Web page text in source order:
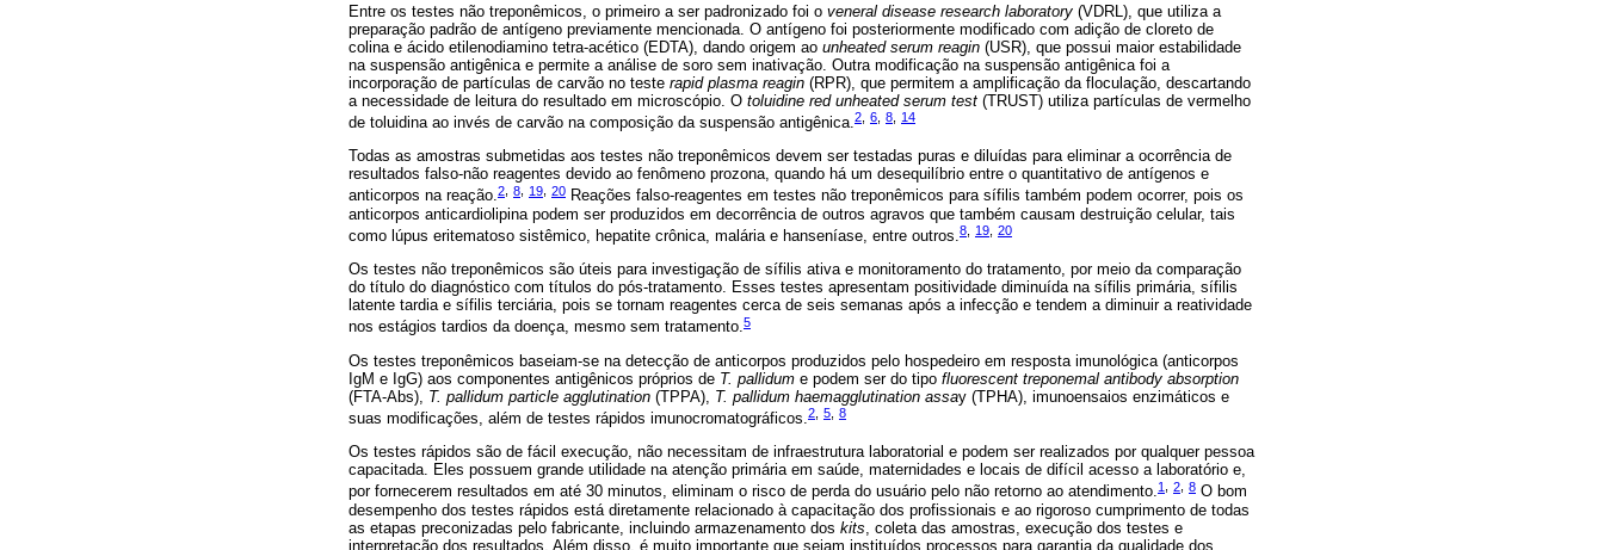
Entre os testes não treponêmicos, o primeiro a ser padronizado foi o veneral disease research laboratory (VDRL), que utiliza a
preparação padrão de antígeno previamente mencionada. O antígeno foi posteriormente modificado com adição de cloreto de
colina e ácido etilenodiamino tetra-acético (EDTA), dando origem ao unheated serum reagin (USR), que possui maior estabilidade
na suspensão antigênica e permite a análise de soro sem inativação. Outra modificação na suspensão antigênica foi a
incorporação de partículas de carvão no teste rapid plasma reagin (RPR), que permitem a amplificação da floculação, descartando
a necessidade de leitura do resultado em microscópio. O toluidine red unheated serum test (TRUST) utiliza partículas de vermelho
de toluidina ao invés de carvão na composição da suspensão antigênica.2 6 8 14
Todas as amostras submetidas aos testes não treponêmicos devem ser testadas puras e diluídas para eliminar a ocorrência de
resultados falso-não reagentes devido ao fenômeno prozona, quando há um desequilíbrio entre o quantitativo de antígenos e
anticorpos na reação.2 8 19 20 Reações falso-reagentes em testes não treponêmicos para sífilis também podem ocorrer, pois os
anticorpos anticardiolipina podem ser produzidos em decorrência de outros agravos que também causam destruição celular, tais
como lúpus eritematoso sistêmico, hepatite crônica, malária e hanseníase, entre outros.8 19 20
Os testes não treponêmicos são úteis para investigação de sífilis ativa e monitoramento do tratamento, por meio da comparação
do título do diagnóstico com títulos do pós-tratamento. Esses testes apresentam positividade diminuída na sífilis primária, sífilis
latente tardia e sífilis terciária, pois se tornam reagentes cerca de seis semanas após a infecção e tendem a diminuir a reatividade
nos estágios tardios da doença, mesmo sem tratamento.5
Os testes treponêmicos baseiam-se na detecção de anticorpos produzidos pelo hospedeiro em resposta imunológica (anticorpos
IgM e IgG) aos componentes antigênicos próprios de T. pallidum e podem ser do tipo fluorescent treponemal antibody absorption
(FTA-Abs), T. pallidum particle agglutination (TPPA), T. pallidum haemagglutination assay (TPHA), imunoensaios enzimáticos e
suas modificações, além de testes rápidos imunocromatográficos.2 5 8
Os testes rápidos são de fácil execução, não necessitam de infraestrutura laboratorial e podem ser realizados por qualquer pessoa
capacitada. Eles possuem grande utilidade na atenção primária em saúde, maternidades e locais de difícil acesso a laboratório e,
por fornecerem resultados em até 30 minutos, eliminam o risco de perda do usuário pelo não retorno ao atendimento.1 2 8 O bom
desempenho dos testes rápidos está diretamente relacionado à capacitação dos profissionais e ao rigoroso cumprimento de todas
as etapas preconizadas pelo fabricante, incluindo armazenamento dos kits , coleta das amostras, execução dos testes e
interpretação dos resultados. Além disso, é muito importante que sejam instituídos processos para garantia da qualidade dos